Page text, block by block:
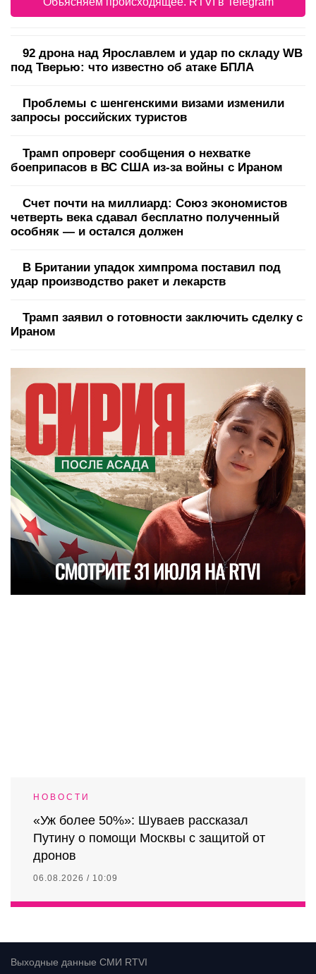
92 дрона над Ярославлем и удар по складу WB
под Тверью: что известно об атаке БПЛА
Проблемы с шенгенскими визами изменили
запросы российских туристов
Трамп опроверг сообщения о нехватке
боеприпасов в ВС США из-за войны с Ираном
Счет почти на миллиард: Союз экономистов
четверть века сдавал бесплатно полученный
особняк — и остался должен
В Британии упадок химпрома поставил под
удар производство ракет и лекарств
Трамп заявил о готовности заключить сделку с
Ираном
НОВОСТИ
«Уж более 50%»: Шуваев рассказал
Путину о помощи Москвы с защитой от
дронов
06.08.2026 / 10:09
Выходные данные СМИ RTVI